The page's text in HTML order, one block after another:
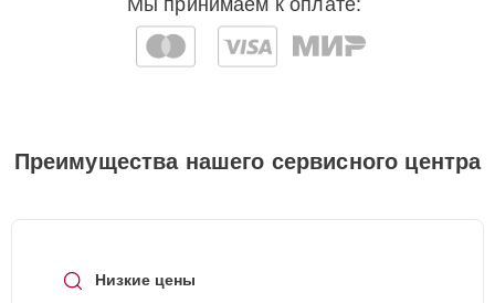
Мы принимаем к оплате:
Преимущества нашего сервисного центра
Низкие цены